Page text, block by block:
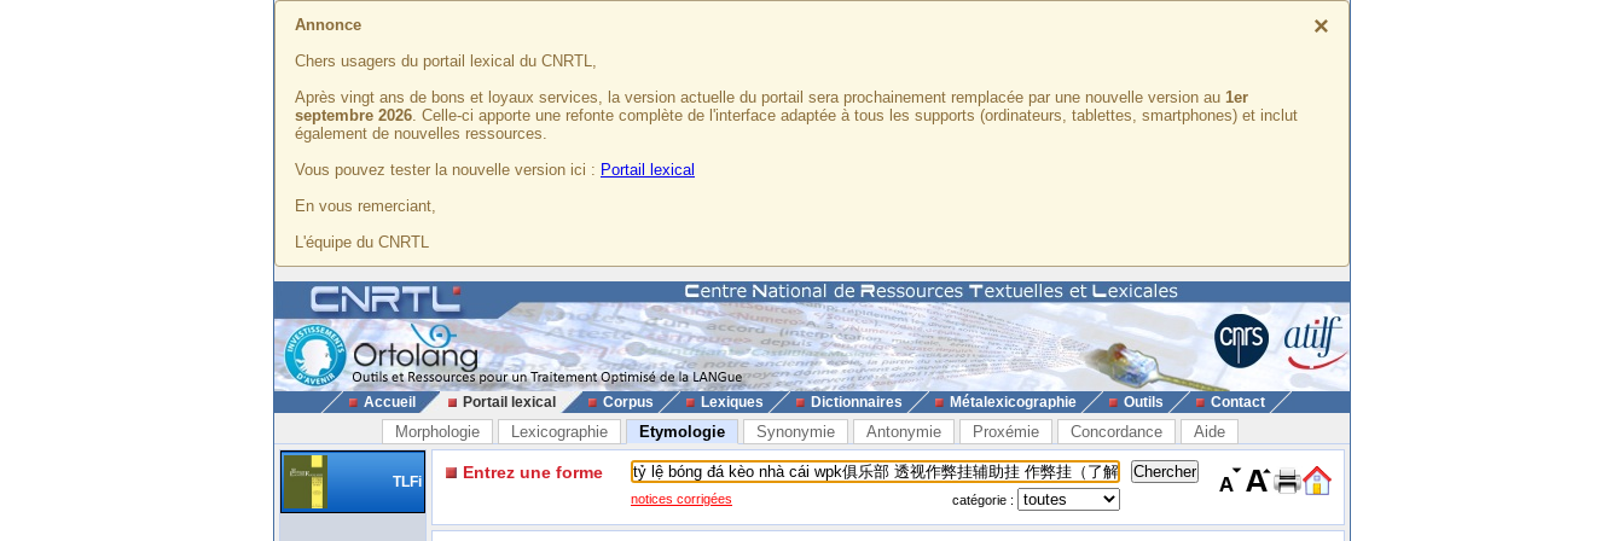
×
Annonce
Chers usagers du portail lexical du CNRTL,
Après vingt ans de bons et loyaux services, la version actuelle du portail sera prochainement remplacée par une nouvelle version au 1er
septembre 2026. Celle-ci apporte une refonte complète de l'interface adaptée à tous les supports (ordinateurs, tablettes, smartphones) et inclut
également de nouvelles ressources.
Vous pouvez tester la nouvelle version ici : Portail lexical
En vous remerciant,
L'équipe du CNRTL
Accueil Portail lexical Corpus Lexiques Dictionnaires Métalexicographie Outils Contact
Morphologie Lexicographie Etymologie Synonymie Antonymie Proxémie Concordance Aide
TLFi Entrez une forme
notices corrigées catégorie :